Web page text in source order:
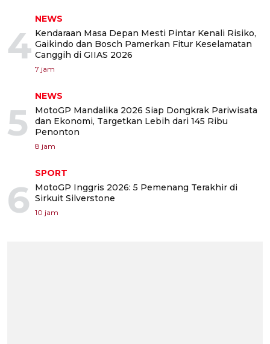
4
NEWS
Kendaraan Masa Depan Mesti Pintar Kenali Risiko,
Gaikindo dan Bosch Pamerkan Fitur Keselamatan
Canggih di GIIAS 2026
7 jam
5
NEWS
MotoGP Mandalika 2026 Siap Dongkrak Pariwisata
dan Ekonomi, Targetkan Lebih dari 145 Ribu
Penonton
8 jam
6
SPORT
MotoGP Inggris 2026: 5 Pemenang Terakhir di
Sirkuit Silverstone
10 jam